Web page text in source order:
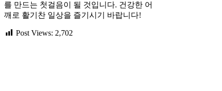
를 만드는 첫걸음이 될 것입니다. 건강한 어
깨로 활기찬 일상을 즐기시기 바랍니다!
Post Views: 2,702